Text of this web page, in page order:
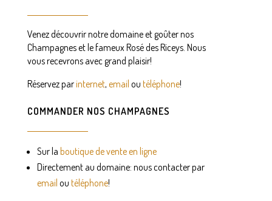
Venez découvrir notre domaine et goûter nos
Champagnes et le fameux Rosé des Riceys. Nous
vous recevrons avec grand plaisir!
Réservez parinternet, email ou téléphone!
COMMANDER NOS CHAMPAGNES
Sur la boutique de vente en ligne
Directement au domaine: nous contacter par
email ou téléphone!